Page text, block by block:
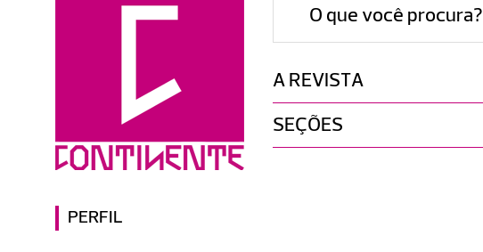
O que você procura?
A REVISTA
SEÇÕES
PERFIL